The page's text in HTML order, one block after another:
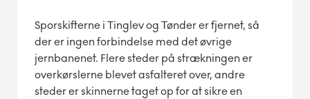
Sporskifterne i Tinglev og Tønder er fjernet, så
der er ingen forbindelse med det øvrige
jernbanenet. Flere steder på strækningen er
overkørslerne blevet asfalteret over, andre
steder er skinnerne taget op for at sikre en